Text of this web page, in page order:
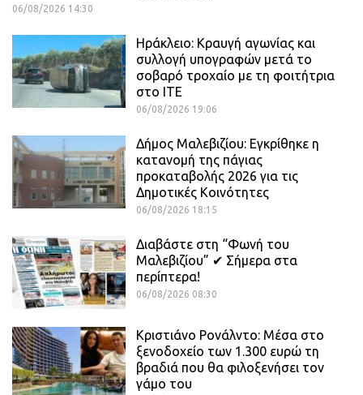
06/08/2026 14:30
Ηράκλειο: Κραυγή αγωνίας και
συλλογή υπογραφών μετά το
σοβαρό τροχαίο με τη φοιτήτρια
στο ΙΤΕ
06/08/2026 19:06
Δήμος Μαλεβιζίου: Εγκρίθηκε η
κατανομή της πάγιας
προκαταβολής 2026 για τις
Δημοτικές Κοινότητες
06/08/2026 18:15
Διαβάστε στη “Φωνή του
Μαλεβιζίου” ✔ Σήμερα στα
περίπτερα!
06/08/2026 08:30
Κριστιάνο Ρονάλντο: Μέσα στο
ξενοδοχείο των 1.300 ευρώ τη
βραδιά που θα φιλοξενήσει τον
γάμο του